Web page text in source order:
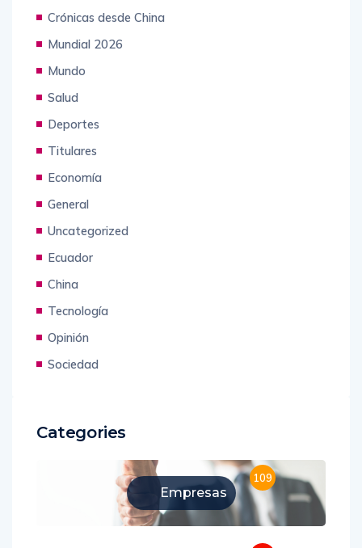
Crónicas desde China
Mundial 2026
Mundo
Salud
Deportes
Titulares
Economía
General
Uncategorized
Ecuador
China
Tecnología
Opinión
Sociedad
Categories
Empresas
109